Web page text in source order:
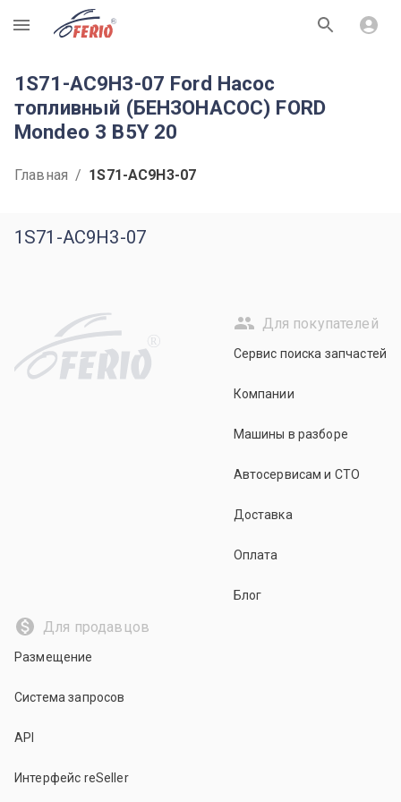
R
1S71-AC9H3-07 Ford Насос
топливный (БЕНЗОНАСОС) FORD
Mondeo 3 B5Y 20
Главная / 1S71-AC9H3-07
1S71-AC9H3-07
R
Для покупателей
Сервис поиска запчастей
Компании
Машины в разборе
Автосервисам и СТО
Доставка
Оплата
Блог
Для продавцов
Размещение
Система запросов
API
Интерфейс reSeller